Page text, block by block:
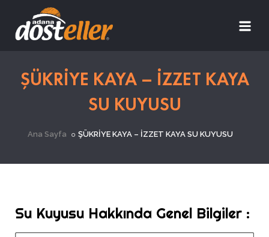
ŞÜKRİYE KAYA – İZZET KAYA
SU KUYUSU
Ana Sayfa ŞÜKRİYE KAYA – İZZET KAYA SU KUYUSU
Su Kuyusu Hakkında Genel Bilgiler :